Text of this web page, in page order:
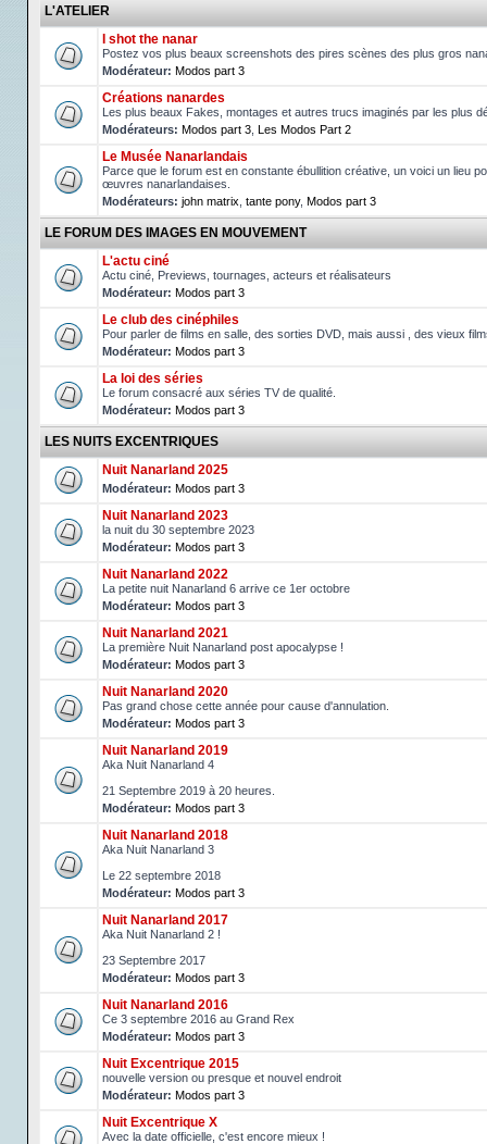
L'ATELIER
I shot the nanar
Postez vos plus beaux screenshots des pires scènes des plus gros
Modérateur: Modos part 3
Créations nanardes
Les plus beaux Fakes, montages et autres trucs imaginés par les plus
Modérateurs: Modos part 3 Les Modos Part 2
Le Musée Nanarlandais
Parce que le forum est en constante ébullition créative, un voici un lieu
œuvres nanarlandaises.
Modérateurs: john matrix tante pony, Modos part 3
LE FORUM DES IMAGES EN MOUVEMENT
L'actu ciné
Actu ciné, Previews, tournages, acteurs et réalisateurs
Modérateur: Modos part 3
Le club des cinéphiles
Pour parler de films en salle, des sorties DVD, mais aussi , des vieux
Modérateur: Modos part 3
La loi des séries
Le forum consacré aux séries TV de qualité.
Modérateur: Modos part 3
LES NUITS EXCENTRIQUES
Nuit Nanarland 2025
Modérateur: Modos part 3
Nuit Nanarland 2023
la nuit du 30 septembre 2023
Modérateur: Modos part 3
Nuit Nanarland 2022
La petite nuit Nanarland 6 arrive ce 1er octobre
Modérateur: Modos part 3
Nuit Nanarland 2021
La première Nuit Nanarland post apocalypse !
Modérateur: Modos part 3
Nuit Nanarland 2020
Pas grand chose cette année pour cause d'annulation.
Modérateur: Modos part 3
Nuit Nanarland 2019
Aka Nuit Nanarland 4
21 Septembre 2019 à 20 heures.
Modérateur: Modos part 3
Nuit Nanarland 2018
Aka Nuit Nanarland 3
Le 22 septembre 2018
Modérateur: Modos part 3
Nuit Nanarland 2017
Aka Nuit Nanarland 2 !
23 Septembre 2017
Modérateur: Modos part 3
Nuit Nanarland 2016
Ce 3 septembre 2016 au Grand Rex
Modérateur: Modos part 3
Nuit Excentrique 2015
nouvelle version ou presque et nouvel endroit
Modérateur: Modos part 3
Nuit Excentrique X
Avec la date officielle, c'est encore mieux !